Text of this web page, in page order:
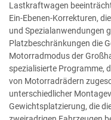
Lastkraftwagen
Ein-Ebenen-Korrekturen,
und Spezialanwendungen
Platzbeschränkungen die
Motorradmodus der
spezialisierte Programme,
von Motorradrädern
unterschiedlicher
Gewichtsplatzierung, die